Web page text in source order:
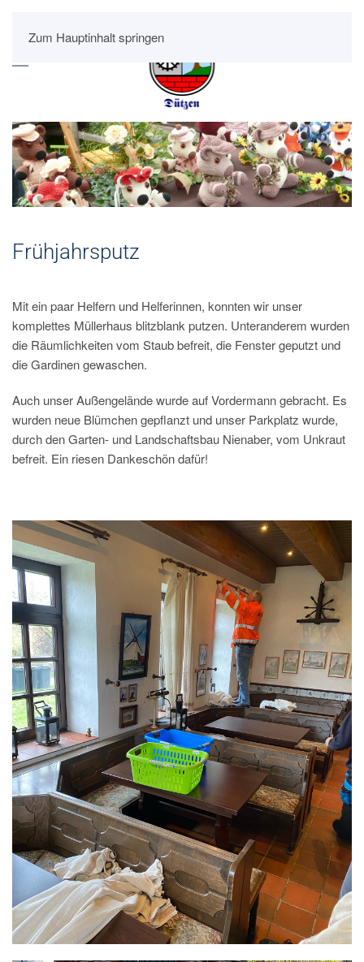
Zum Hauptinhalt springen
Frühjahrsputz
Mit ein paar Helfern und Helferinnen, konnten wir unser
komplettes Müllerhaus blitzblank putzen. Unteranderem wurden
die Räumlichkeiten vom Staub befreit, die Fenster geputzt und
die Gardinen gewaschen.
Auch unser Außengelände wurde auf Vordermann gebracht. Es
wurden neue Blümchen gepflanzt und unser Parkplatz wurde,
durch den Garten- und Landschaftsbau Nienaber, vom Unkraut
befreit. Ein riesen Dankeschön dafür!